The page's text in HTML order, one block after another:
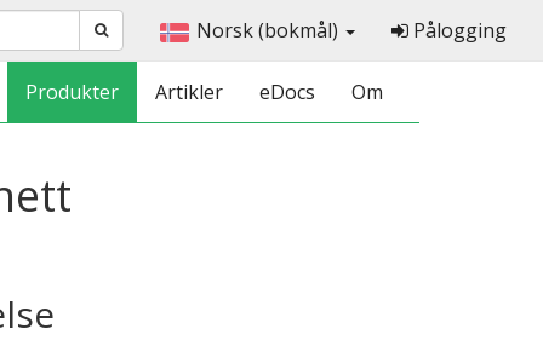
Norsk (bokmål) Pålogging
Produkter Artikler eDocs Om